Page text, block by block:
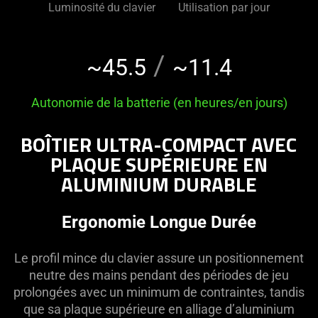
(Hour
Luminosité du clavier
Utilisation par jour
~45.5 / ~11.4
Autonomie de la batterie (en heures/en jours)
BOÎTIER ULTRA-COMPACT AVEC
PLAQUE SUPÉRIEURE EN
ALUMINIUM DURABLE
Ergonomie Longue Durée
Le profil mince du clavier assure un positionnement
neutre des mains pendant des périodes de jeu
prolongées avec un minimum de contraintes, tandis
que sa plaque supérieure en alliage d’aluminium